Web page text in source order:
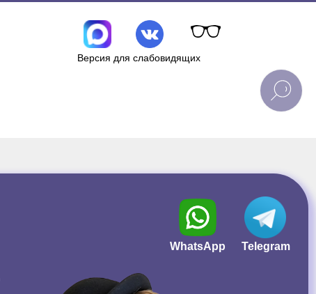
Версия для слабовидящих
Telegram
WhatsApp